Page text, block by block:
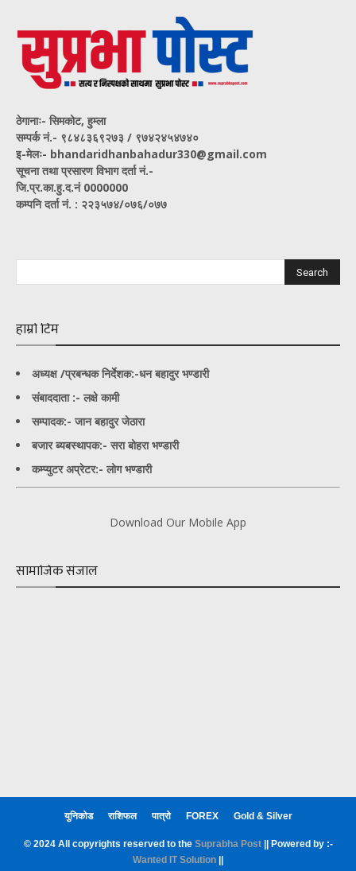
ठेगानाः- सिमकोट, हुम्ला
सम्पर्क नं‍.- ९८४८३६९२७३ / ९७४२४५४७४०
इ-मेलः- bhandaridhanbahadur330@gmail.com
सूचना तथा प्रसारण विभाग दर्ता नं.-
जि.प्र.का.हु.द.नं 0000000
कम्पनि दर्ता नं. : २२३५७४/०७६/०७७
हाम्रो टिम
अध्यक्ष /प्रबन्धक निर्देशक:-धन बहादुर भण्डारी
संबाददाता :- लक्षे कामी
सम्पादक:- जान बहादुर जेठारा
बजार ब्यबस्थापक:- सरा बोहरा भण्डारी
कम्प्युटर अप्रेटर:- लोग भण्डारी
Download Our Mobile App
सामाजिक संजाल
युनिकोड राशिफल पात्रो FOREX Gold & Silver
© 2024 All copyrights reserved to the Suprabha Post|| Powered by :-
Wanted IT Solution ||